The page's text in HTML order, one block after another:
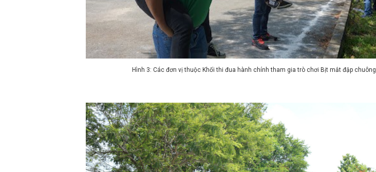
Hình 3: Các đơn vị thuộc Khối thi đua hành chính tham gia trò chơi Bịt mắt đập chuông